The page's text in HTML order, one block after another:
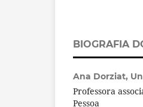
BIOGRAFIA
Ana Dorziat,
Professora
Pessoa